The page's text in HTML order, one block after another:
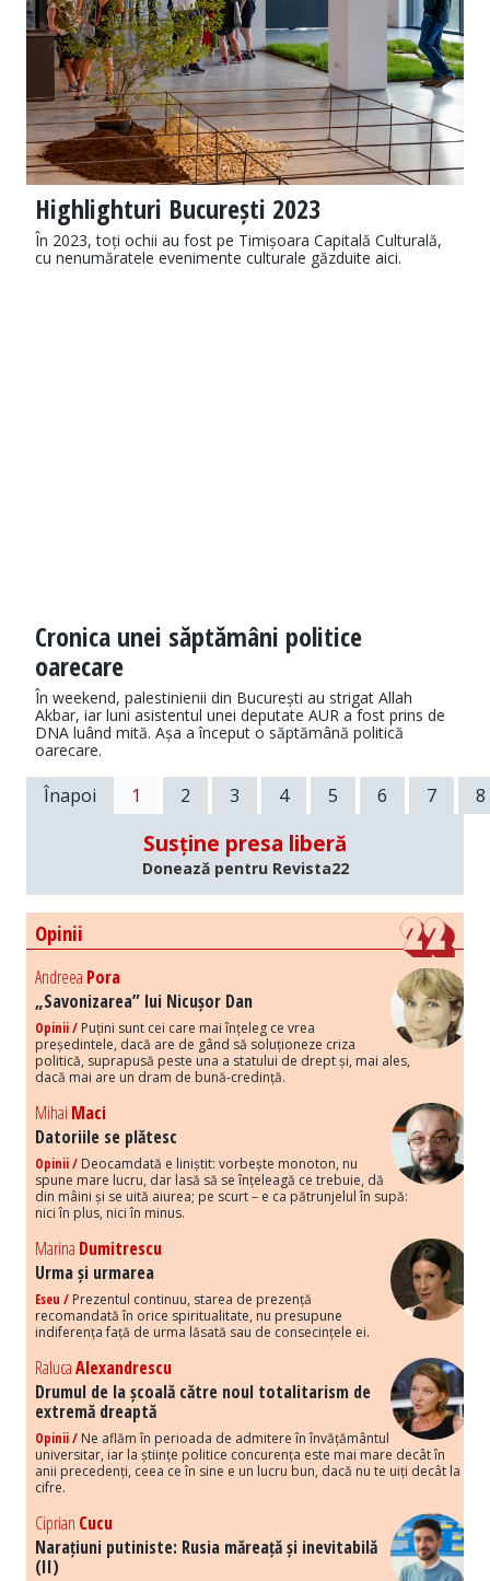
Highlighturi București 2023
În 2023, toți ochii au fost pe Timișoara Capitală Culturală,
cu nenumăratele evenimente culturale găzduite aici.
Cronica unei săptămâni politice
oarecare
În weekend, palestinienii din București au strigat Allah
Akbar, iar luni asistentul unei deputate AUR a fost prins de
DNA luând mită. Așa a început o săptămână politică
oarecare.
Înapoi 1 2 3 4 5 6 7 8
Susține presa liberă
Donează pentru Revista22
Opinii
Andreea Pora
„Savonizarea” lui Nicușor Dan
Opinii / Puțini sunt cei care mai înțeleg ce vrea
președintele, dacă are de gând să soluționeze criza
politică, suprapusă peste una a statului de drept și, mai ales,
dacă mai are un dram de bună-credință.
Mihai Maci
Datoriile se plătesc
Opinii / Deocamdată e liniștit: vorbește monoton, nu
spune mare lucru, dar lasă să se înțeleagă ce trebuie, dă
din mâini și se uită aiurea; pe scurt – e ca pătrunjelul în supă:
nici în plus, nici în minus.
Marina Dumitrescu
Urma și urmarea
Eseu / Prezentul continuu, starea de prezență
recomandată în orice spiritualitate, nu presupune
indiferența față de urma lăsată sau de consecințele ei.
RalucaAlexandrescu
Drumul de la școală către noul totalitarism de
extremă dreaptă
Opinii / Ne aflăm în perioada de admitere în învățământul
universitar, iar la științe politice concurența este mai mare decât în
anii precedenți, ceea ce în sine e un lucru bun, dacă nu te uiți decât la
cifre.
Ciprian Cucu
Narațiuni putiniste: Rusia măreață și inevitabilă
(II)